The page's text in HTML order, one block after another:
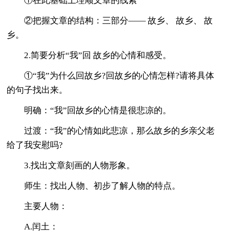
②把握文章的结构：三部分—— 故乡、 故乡、 故
乡。
2.简要分析“我”回 故乡的心情和感受。
①“我”为什么回故乡?回故乡的心情怎样?请将具体
的句子找出来。
明确：“我”回故乡的心情是很悲凉的。
过渡：“我”的心情如此悲凉，那么故乡的乡亲父老
给了我安慰吗?
3.找出文章刻画的人物形象。
师生：找出人物、初步了解人物的特点。
主要人物：
A.闰土：